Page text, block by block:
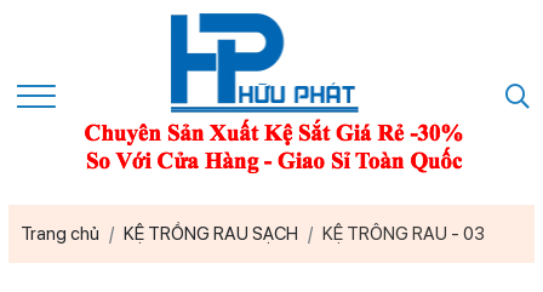
Trang chủ KỆ TRỒNG RAU SẠCH KỆ TRÔNG RAU - 03